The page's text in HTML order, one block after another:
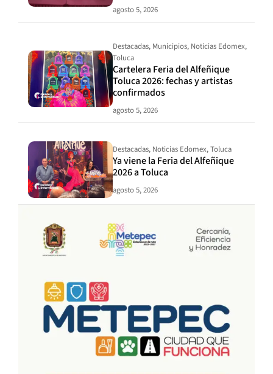
agosto 5, 2026
Destacadas, Municipios, Noticias Edomex,
Toluca
Cartelera Feria del Alfeñique
Toluca 2026: fechas y artistas
confirmados
agosto 5, 2026
Destacadas, Noticias Edomex,Toluca
Ya viene la Feria del Alfeñique
2026 a Toluca
agosto 5, 2026